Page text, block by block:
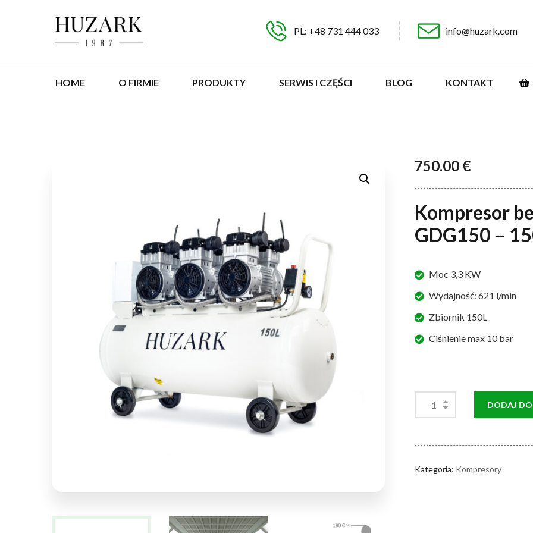
PL: +48 731 444 033 info@huzark.com
HOME O FIRMIE PRODUKTY SERWIS I CZĘŚCI BLOG KONTAKT
750.00 €
Kompresor
GDG150 –
Moc 3,3 KW
Wydajność: 621 l/min
Zbiornik 150L
Ciśnienie max 10 bar
DODAJ
Kategoria: Kompresory